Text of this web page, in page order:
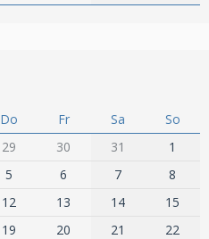
Do Fr Sa
So
29 30 31
1
5 6 7
8
12 13 14
15
19 20 21 22